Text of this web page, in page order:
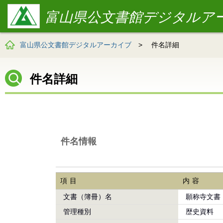
富山県公文書館デジタルア
富山県公文書館デジタルアーカイブ > 件名詳細
件名詳細
件名情報
項目
内容
文書（簿冊）名
願称寺文書
管理種別
歴史資料